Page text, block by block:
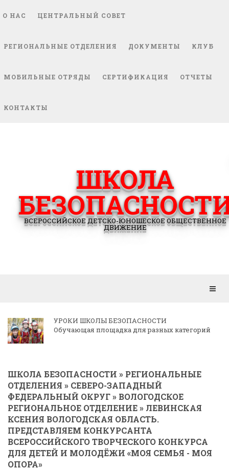
О НАС ЦЕНТРАЛЬНЫЙ СОВЕТ
РЕГИОНАЛЬНЫЕ ОТДЕЛЕНИЯ ДОКУМЕНТЫ КЛУБ
МОБИЛЬНЫЕ ОТРЯДЫ СЕРТИФИКАЦИЯ ОТЧЕТЫ
КОНТАКТЫ
ШКОЛА
ВСЕРОССИЙСКОЕ ДЕТСКО-ЮНОШЕСКОЕ ОБЩЕСТВЕННОЕ
ДВИЖЕНИЕ
КОРРЕСПОНДЕНЦИЯ РЕГИОНАЛЬНЫМ
ОТДЕЛЕНИЯМ
ШКОЛА БЕЗОПАСНОСТИ » РЕГИОНАЛЬНЫЕ
ОТДЕЛЕНИЯ » СЕВЕРО-ЗАПАДНЫЙ
ФЕДЕРАЛЬНЫЙ ОКРУГ» ВОЛОГОДСКОЕ
РЕГИОНАЛЬНОЕ ОТДЕЛЕНИЕ» ЛЕВИНСКАЯ
КСЕНИЯ ВОЛОГОДСКАЯ ОБЛАСТЬ.
ПРЕДСТАВЛЯЕМ КОНКУРСАНТА
ВСЕРОССИЙСКОГО ТВОРЧЕСКОГО КОНКУРСА
ДЛЯ ДЕТЕЙ И МОЛОДЁЖИ «МОЯ СЕМЬЯ - МОЯ
ОПОРА»